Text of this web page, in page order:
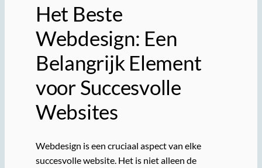
Het Beste
Webdesign: Een
Belangrijk Element
voor Succesvolle
Websites
Webdesign is een cruciaal aspect van elke
succesvolle website. Het is niet alleen de